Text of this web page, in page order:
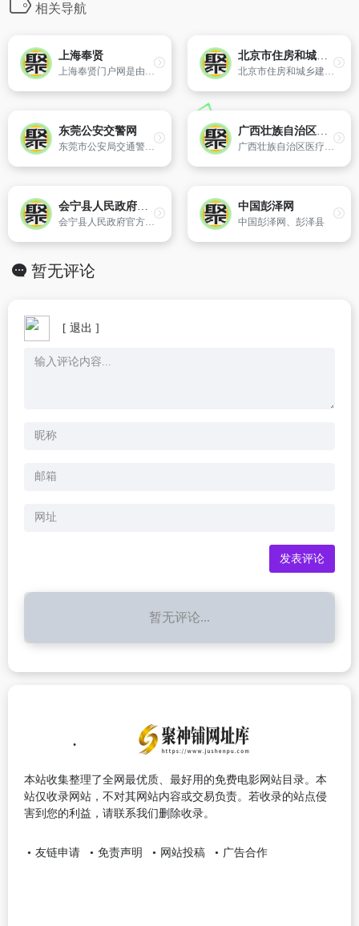
相关导航
上海奉贤
上海奉贤门户网是由上海市奉贤区人民政府主办,奉贤区互联网新闻信息服务中心承办的网上政务发布中心、公众信息服务中心和对外宣传的重要窗口,也是奉贤区电子政务建设的重要组成部分,以及全区各级政府机关公用的信息综合平台。
北京市住房和城乡建设委员会
北京市住房和城乡建设委员会 （www.bjjs.gov.cn）。
东莞公安交警网
东莞市公安局交通警察支队主办网站
广西壮族自治区医疗保障局
广西壮族自治区医疗保障局网站
会宁县人民政府门户网站
会宁县人民政府官方网站
中国彭泽网
中国彭泽网、彭泽县
暂无评论
[ 退出 ]
暂无评论...
本站收集整理了全网最优质、最好用的免费电影网站目录。本
站仅收录网站，不对其网站内容或交易负责。若收录的站点侵
害到您的利益，请联系我们删除收录。
友链申请 免责声明 网站投稿 广告合作